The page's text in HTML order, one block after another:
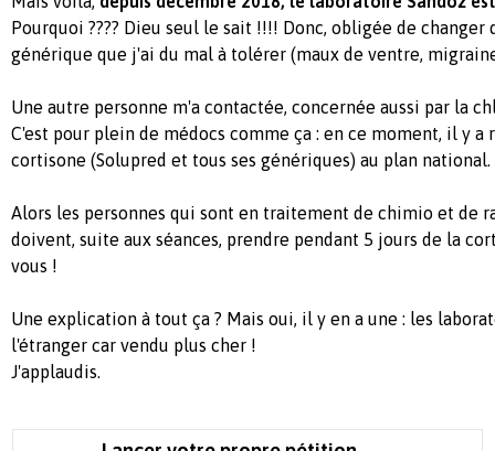
Pourquoi ???? Dieu seul le sait !!!! Donc, obligée de changer
générique que j'ai du mal à tolérer (maux de ventre,
Une autre personne m'a contactée, concernée aussi par la
C'est pour plein de médocs comme ça : en ce moment, il y a
cortisone (Solupred et tous ses génériques) au plan national.
Alors les personnes qui sont en traitement de chimio et de
doivent, suite aux séances, prendre pendant 5 jours de la
vous !
Une explication à tout ça ? Mais oui, il y en a une : les
l'étranger car vendu plus cher !
J'applaudis.